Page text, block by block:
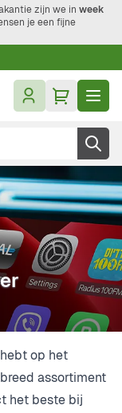
zijn we in week
je een fijne
op het
assortiment
het beste bij